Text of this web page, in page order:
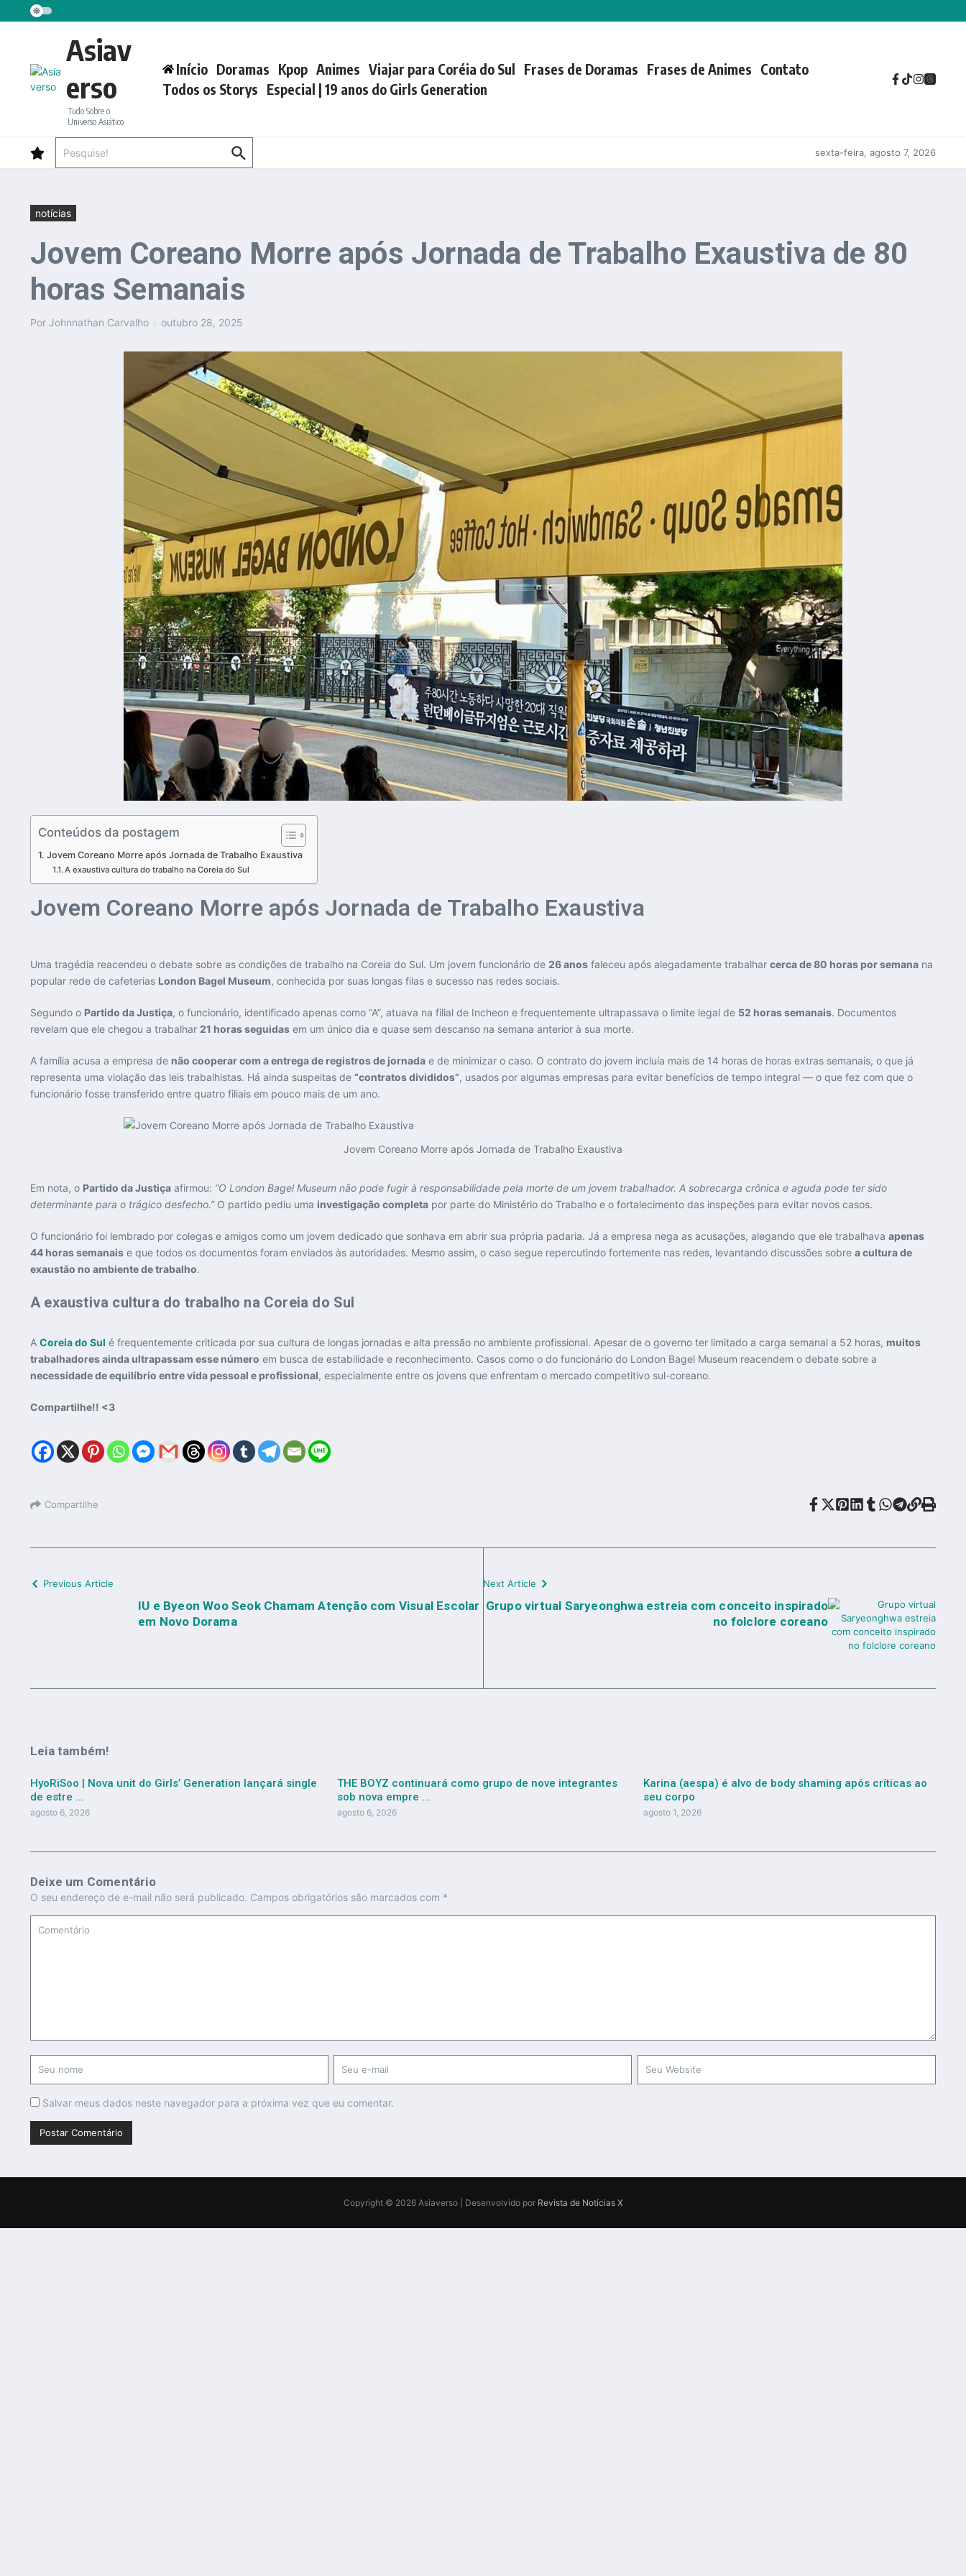
Ir para o conteúdo
Asiav
erso
Tudo Sobre o
Universo Asiático
Início Doramas Kpop Animes Viajar para Coréia do Sul Frases de Doramas Frases de Animes Contato
Todos os Storys Especial | 19 anos do Girls Generation
sexta-feira, agosto 7, 2026
notícias
Jovem Coreano Morre após Jornada de Trabalho Exaustiva de 80
horas Semanais
Por Johnnathan Carvalho outubro 28, 2025
Conteúdos da postagem
Jovem Coreano Morre após Jornada de Trabalho Exaustiva
A exaustiva cultura do trabalho na Coreia do Sul
Jovem Coreano Morre após Jornada de Trabalho Exaustiva
Uma tragédia reacendeu o debate sobre as condições de trabalho na Coreia do Sul. Um jovem funcionário de 26 anos faleceu após alegadamente trabalhar cerca de 80 horas por semana na
popular rede de cafeterias London Bagel Museum, conhecida por suas longas filas e sucesso nas redes sociais.
Segundo o Partido da Justiça, o funcionário, identificado apenas como “A”, atuava na filial de Incheon e frequentemente ultrapassava o limite legal de 52 horas semanais. Documentos
revelam que ele chegou a trabalhar 21 horas seguidas em um único dia e quase sem descanso na semana anterior à sua morte.
A família acusa a empresa de não cooperar com a entrega de registros de jornada e de minimizar o caso. O contrato do jovem incluía mais de 14 horas de horas extras semanais, o que já
representa uma violação das leis trabalhistas. Há ainda suspeitas de “contratos divididos”, usados por algumas empresas para evitar benefícios de tempo integral — o que fez com que o
funcionário fosse transferido entre quatro filiais em pouco mais de um ano.
Jovem Coreano Morre após Jornada de Trabalho Exaustiva
Em nota, o Partido da Justiça afirmou: “O London Bagel Museum não pode fugir à responsabilidade pela morte de um jovem trabalhador. A sobrecarga crônica e aguda pode ter sido
determinante para o trágico desfecho.”O partido pediu uma investigação completa por parte do Ministério do Trabalho e o fortalecimento das inspeções para evitar novos casos.
O funcionário foi lembrado por colegas e amigos como um jovem dedicado que sonhava em abrir sua própria padaria. Já a empresa nega as acusações, alegando que ele trabalhava apenas
44 horas semanais e que todos os documentos foram enviados às autoridades. Mesmo assim, o caso segue repercutindo fortemente nas redes, levantando discussões sobre a cultura de
exaustão no ambiente de trabalho.
A exaustiva cultura do trabalho na Coreia do Sul
A Coreia do Sul é frequentemente criticada por sua cultura de longas jornadas e alta pressão no ambiente profissional. Apesar de o governo ter limitado a carga semanal a 52 horas, muitos
trabalhadores ainda ultrapassam esse número em busca de estabilidade e reconhecimento. Casos como o do funcionário do London Bagel Museum reacendem o debate sobre a
necessidade de equilíbrio entre vida pessoal e profissional, especialmente entre os jovens que enfrentam o mercado competitivo sul-coreano.
Compartilhe!! <3
Compartilhe
Previous Article
IU e Byeon Woo Seok Chamam Atenção com Visual Escolar
em Novo Dorama
Next Article
Grupo virtual Saryeonghwa estreia com conceito inspirado
no folclore coreano
Leia também!
HyoRiSoo | Nova unit do Girls’ Generation lançará single
de estre ...
agosto 6, 2026
THE BOYZ continuará como grupo de nove integrantes
sob nova empre ...
agosto 6, 2026
Karina (aespa) é alvo de body shaming após críticas ao
seu corpo
agosto 1, 2026
Deixe um Comentário
O seu endereço de e-mail não será publicado. Campos obrigatórios são marcados com *
Salvar meus dados neste navegador para a próxima vez que eu comentar.
Copyright © 2026 Asiaverso | Desenvolvido por Revista de Notícias X